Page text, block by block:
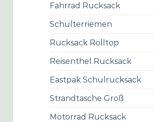
Fahrrad Rucksack
Schulterriemen
Rucksack Rolltop
Reisenthel Rucksack
Eastpak Schulrucksack
Strandtasche Groß
Motorrad Rucksack